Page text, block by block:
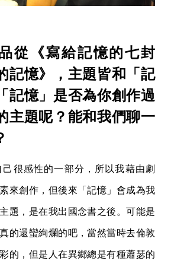
從《寫給記憶的七封
記憶》，主題皆和「記
記憶」是否為你創作過
主題呢？能和我們聊一
很感性的一部分，所以我藉由劇
來創作，但後來「記憶」會成為我
題，是在我出國念書之後。可能是
的還蠻絢爛的吧，當然當時去倫敦
的，但是人在異鄉總是有種蕭瑟的